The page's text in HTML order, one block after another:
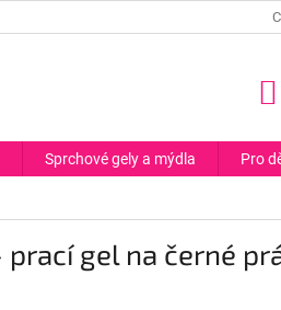
Sprchové gely a mýdla Pro
prací gel na černé